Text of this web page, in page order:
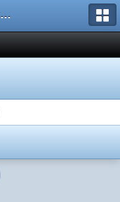
Форум игрового проекта Riverrise